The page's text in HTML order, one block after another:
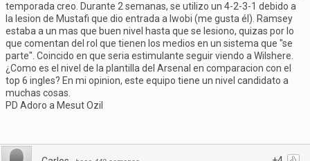
temporada creo. Durante 2 semanas, se utilizo un 4-2-3-1 debido a
la lesion de Mustafi que dio entrada a Iwobi (me gusta él). Ramsey
estaba a un mas que buen nivel hasta que se lesiono, quizas por lo
que comentan del rol que tienen los medios en un sistema que "se
parte". Coincido en que seria estimulante seguir viendo a Wilshere.
¿Como es el nivel de la plantilla del Arsenal en comparacion con el
top 6 ingles? En mi opinion, este equipo tiene un nivel candidato a
muchas cosas.
PD Adoro a Mesut Ozil